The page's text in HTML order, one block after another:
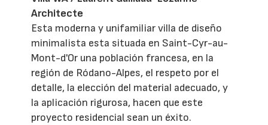
Architecte
Esta moderna y unifamiliar villa de diseño
minimalista esta situada en Saint-Cyr-au-
Mont-d'Or una población francesa, en la
región de Ródano-Alpes, el respeto por el
detalle, la elección del material adecuado, y
la aplicación rigurosa, hacen que este
proyecto residencial sean un éxito.